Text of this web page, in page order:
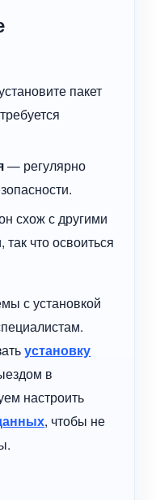
пакет
— регулярно
схож с другими
что освоиться
с установкой
установку
в
настроить
, чтобы не